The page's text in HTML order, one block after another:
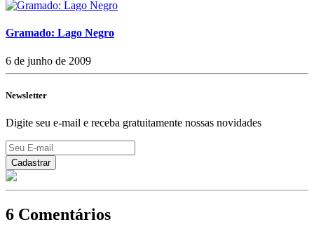
Gramado: Lago Negro
6 de junho de 2009
Newsletter
Digite seu e-mail e receba gratuitamente nossas novidades
6 Comentários